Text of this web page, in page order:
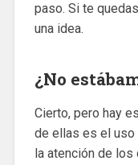
paso. Si te
una idea.
¿No
Cierto, pero hay
de ellas es el uso
la atención de